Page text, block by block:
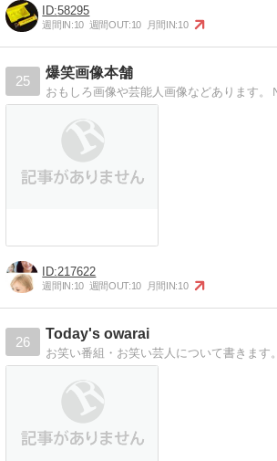
58295
週間IN:10 週間OUT:10 月間IN:10
25
爆笑画像本舗
217622
週間IN:10 週間OUT:10 月間IN:10
26
Today's owarai
お笑い番組・お笑い芸人について書きます。